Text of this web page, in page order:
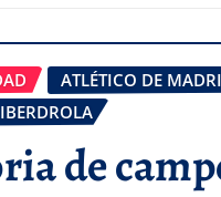
ATLÉTICO DE
de